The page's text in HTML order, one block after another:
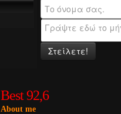
Στείλετε!
Best 92,6
About me